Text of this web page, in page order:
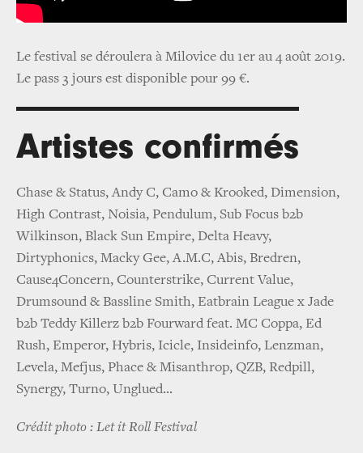
Le festival se déroulera à Milovice du 1er au 4 août 2019.
Le pass 3 jours est disponible pour 99 €.
Artistes confirmés
Chase & Status, Andy C, Camo & Krooked, Dimension,
High Contrast, Noisia, Pendulum, Sub Focus b2b
Wilkinson, Black Sun Empire, Delta Heavy,
Dirtyphonics, Macky Gee, A.M.C, Abis, Bredren,
Cause4Concern, Counterstrike, Current Value,
Drumsound & Bassline Smith, Eatbrain League x Jade
b2b Teddy Killerz b2b Fourward feat. MC Coppa, Ed
Rush, Emperor, Hybris, Icicle, Insideinfo, Lenzman,
Levela, Mefjus, Phace & Misanthrop, QZB, Redpill,
Synergy, Turno, Unglued...
Crédit photo : Let it Roll Festival